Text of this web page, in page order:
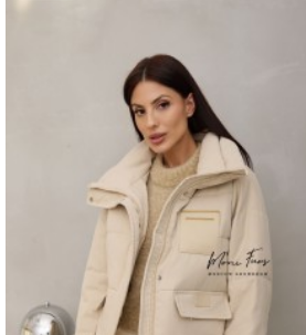
Размер
Размер на модели 42
Рост модели на фото 168 см
Параметры модели на фото (ОГ-ОТ-ОБ)
Утеплитель 100% синтепон
Материал подкладки 100% полиэстер